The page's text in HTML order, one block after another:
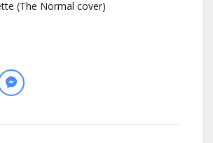
(The Normal cover)